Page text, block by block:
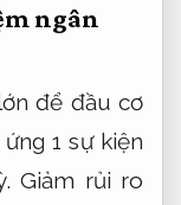
ngân
để đầu cơ
1 sự kiện
Giảm rủi ro